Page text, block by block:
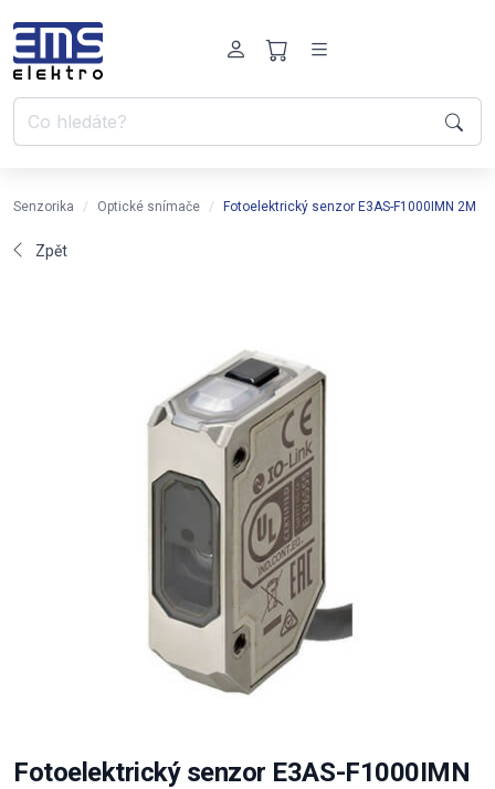
Senzorika Optické snímače Fotoelektrický senzor E3AS-F1000IMN 2M
Zpět
Fotoelektrický senzor E3AS-F1000IMN